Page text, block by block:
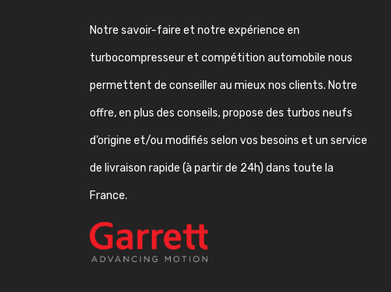
Notre savoir-faire et notre expérience en
turbocompresseur et compétition automobile nous
permettent de conseiller au mieux nos clients. Notre
offre, en plus des conseils, propose des turbos neufs
d’origine et/ou modifiés selon vos besoins et un service
de livraison rapide (à partir de 24h) dans toute la
France.